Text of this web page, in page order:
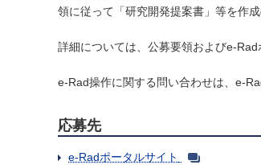
領に従って「研究開発提案書」等を作
詳細については、公募要領およびe-Rad
e-Rad操作に関する問い合わせは、e-
応募先
e-Radポータルサイト